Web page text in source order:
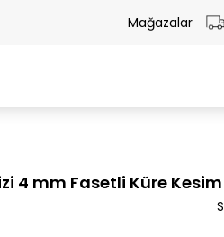
Mağazalar
4 mm Fasetli Küre